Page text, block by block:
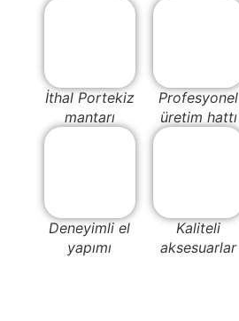
İthal Portekiz
mantarı
Deneyimli el
yapımı
Profesyonel
üretim hattı
Kaliteli
aksesuarlar